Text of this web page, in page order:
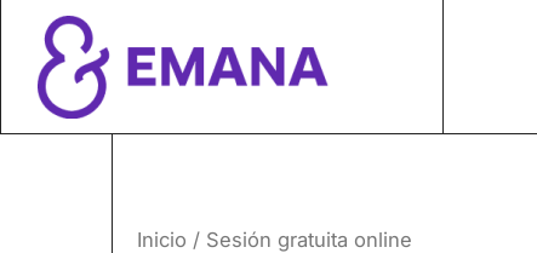
Inicio / Sesión gratuita online